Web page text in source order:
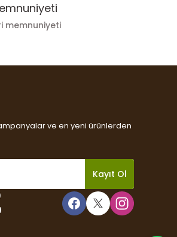
memnuniyeti
ve en yeni ürünlerden
Kayıt Ol